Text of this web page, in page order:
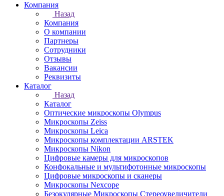
Компания
Назад
Компания
О компании
Партнеры
Сотрудники
Отзывы
Вакансии
Реквизиты
Каталог
Назад
Каталог
Оптические микроскопы Olympus
Микроскопы Zeiss
Микроскопы Leica
Микроскопы комплектации ARSTEK
Микроскопы Nikon
Цифровые камеры для микроскопов
Конфокальные и мультифотонные микроскопы
Цифровые микроскопы и сканеры
Микроскопы Nexcope
Безокулярные Микроскопы Стереоувеличители